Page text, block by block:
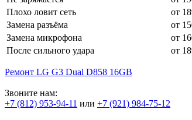
Плохо ловит сеть
от
Замена разъёма
от
Замена микрофона
от
После сильного удара
от
Ремонт LG G3 Dual D858 16GB
Звоните нам:
+7 (812) 953-94-11 или +7 (921) 984-75-12